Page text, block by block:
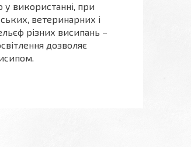
у використанні, при
ветеринарних і
різних висипань –
дозволяє